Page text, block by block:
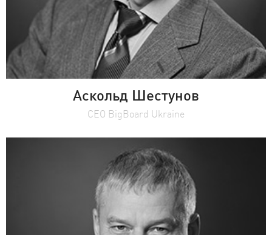
Аскольд Шестунов
СЕО BigBoard Ukraine